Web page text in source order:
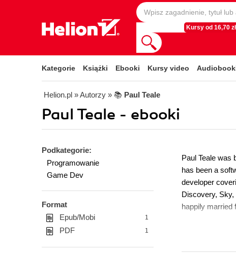
Kursy od 16,70 zł
Kategorie Książki Ebooki Kursy video
Helion.pl » Autorzy » 📚 Paul Teale
Paul Teale - ebooki
Podkategorie:
Programowanie
Game Dev
Format
Epub/Mobi
1
PDF 1
Paul Teale was
has been a
developer
Discovery,
happily married